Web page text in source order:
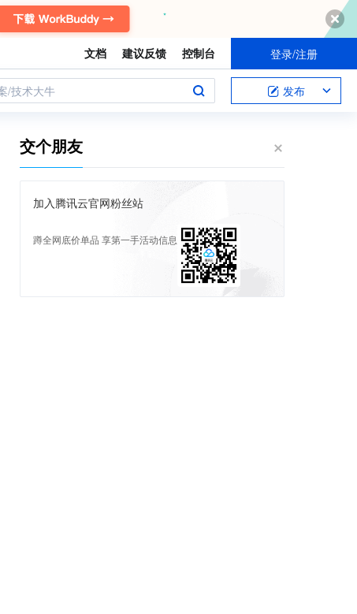
文档 建议反馈 控制台 登录/注册
/技术大牛 发布
交个朋友
加入腾讯云官网粉丝站
蹲全网底价单品 享第一手活动信息